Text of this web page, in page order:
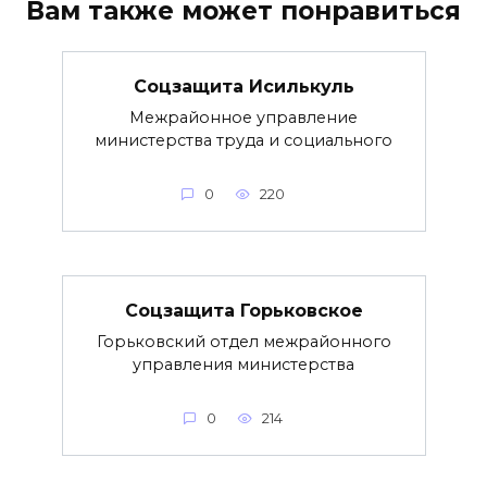
Вам также может понравиться
Соцзащита Исилькуль
Межрайонное управление
министерства труда и социального
0 220
Соцзащита Горьковское
Горьковский отдел межрайонного
управления министерства
0 214